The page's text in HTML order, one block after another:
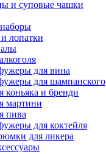
и суповые чашки
лопатки
для вина
для шампанского
коньяка и бренди
мартини
пива
для коктейля
для ликера